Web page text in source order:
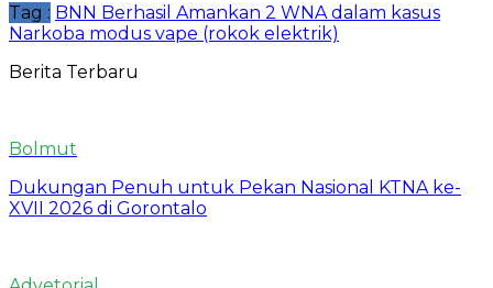
Tag : BNN Berhasil Amankan 2 WNA dalam kasus
Narkoba modus vape (rokok elektrik)
Berita Terbaru
Bolmut
Dukungan Penuh untuk Pekan Nasional KTNA ke-
XVII 2026 di Gorontalo